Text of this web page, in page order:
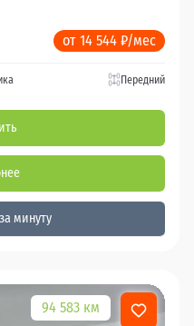
от 14 544 ₽/мес
Передний
минуту
94 583 км